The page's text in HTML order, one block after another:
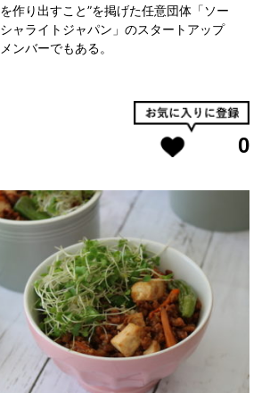
を作り出すこと”を掲げた任意団体「ソー
シャライトジャパン」のスタートアップ
メンバーでもある。
0